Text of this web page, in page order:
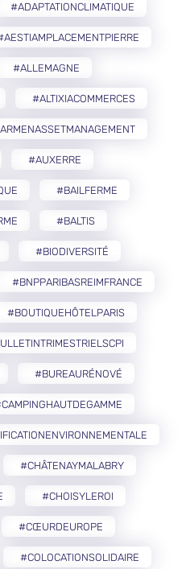
#ADAPTATIONCLIMATIQUE
#ALLEMAGNE
#ALTIXIACOMMERCES
#AUXERRE
#BAILFERME
#BALTIS
#BIODIVERSITÉ
#BNPPARIBASREIMFRANCE
#BOUTIQUEHÔTELPARIS
#BUREAURÉNOVÉ
#CHÂTENAYMALABRY
#CHOISYLEROI
#CŒURDEUROPE
#COLOCATIONSOLIDAIRE